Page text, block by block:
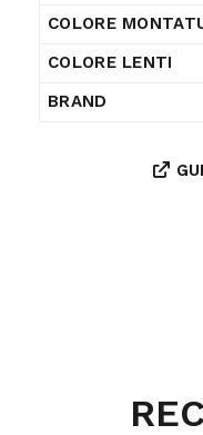
COLORE
COLORE LENTI
BRAND